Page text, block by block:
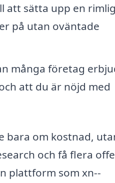
att sätta upp en rimlig
på utan oväntade
många företag
att du är nöjd med
bara om kostnad,
och få flera
plattform som xn--